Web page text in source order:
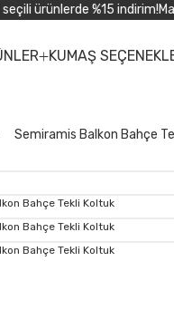
ürünlerde %15 indirim!
KUMAŞ
Semiramis Balkon Bahçe